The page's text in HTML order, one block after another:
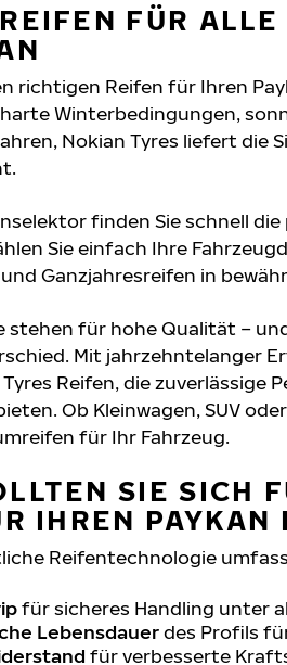
FÜR ALLE
richtigen Reifen für Ihren
harte Winterbedingungen,
Nokian Tyres liefert die
finden Sie schnell
Sie einfach Ihre
Ganzjahresreifen in
stehen für hohe Qualität –
Mit jahrzehntelanger
Reifen, die zuverlässige
Ob Kleinwagen, SUV
für Ihr Fahrzeug.
SIE SICH
IHREN PAYKAN
Reifentechnologie
für sicheres Handling unter
Lebensdauerdes Profils
für verbesserte